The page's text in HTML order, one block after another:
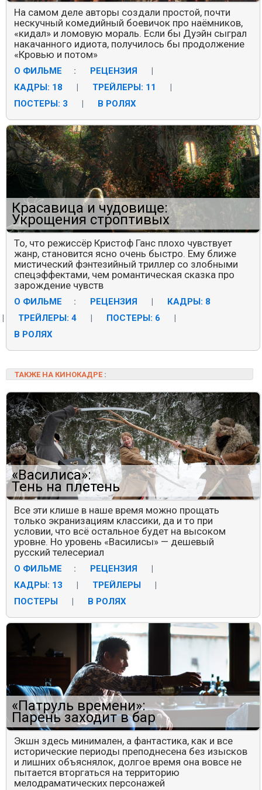
На самом деле авторы создали простой, почти
нескучный комедийный боевичок про наёмников,
«кидал» и ломовую мораль. Если бы Дуэйн сыграл
накачанного идиота, получилось бы продолжение
«Кровью и потом»
О ФИЛЬМЕ : РЕЦЕНЗИЯ
|
КАДРЫ: 18
| ТРЕЙЛЕРЫ: 11
|
ПОСТЕРЫ: 3
| В РОЛЯХ
Красавица и чудовище:
Укрощения строптивых
То, что режиссёр Кристоф Ганс плохо чувствует
жанр, становится ясно очень быстро. Ему ближе
мистический фэнтезийный триллер со злобными
спецэффектами, чем романтическая сказка про
зарождение чувств
О ФИЛЬМЕ : РЕЦЕНЗИЯ |
КАДРЫ: 8
|
ТРЕЙЛЕРЫ: 4 | ПОСТЕРЫ: 6
|
В РОЛЯХ
ТАКЖЕ НА КИНОКАДРЕ :
«Василиса»:
Тень на плетень
Все эти клише в наше время можно прощать
только экранизациям классики, да и то при
условии, что всё остальное будет на высоком
уровне. Но уровень «Василисы» — дешевый
русский телесериал
О ФИЛЬМЕ : РЕЦЕНЗИЯ
|
КАДРЫ: 13
| ТРЕЙЛЕРЫ
|
ПОСТЕРЫ
| В РОЛЯХ
«Патруль времени»:
Парень заходит в бар
Экшн здесь минимален, а фантастика, как и все
исторические периоды преподнесена без изысков
и лишних объяснялок, долгое время она вовсе не
пытается вторгаться на территорию
мелодраматических персонажей